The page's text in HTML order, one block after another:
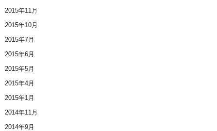
2015年11月
2015年10月
2015年7月
2015年6月
2015年5月
2015年4月
2015年1月
2014年11月
2014年9月